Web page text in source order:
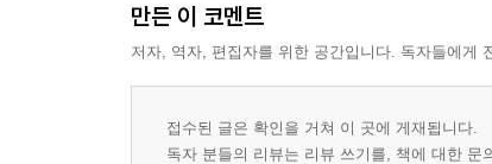
팔을 드는 경우
가슴
신체를 비트는 경우
만든 이 코멘트
저자, 역자, 편집자를 위한 공간입니다. 독자들에게
접수된 글은 확인을 거쳐 이 곳에 게재됩니다.
독자 분들의 리뷰는 리뷰 쓰기를, 책에 대한 문